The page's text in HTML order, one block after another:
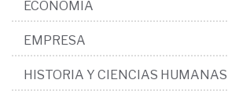
ECONOMÍA
EMPRESA
HISTORIA Y CIENCIAS HUMANAS